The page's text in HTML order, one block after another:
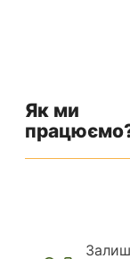
Як ми